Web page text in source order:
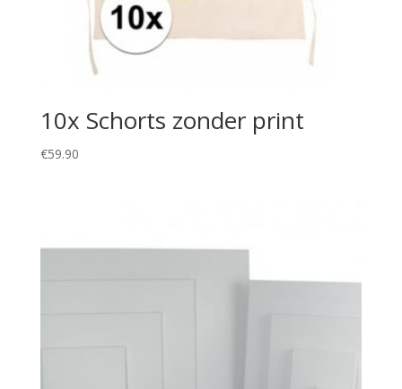
10x Schorts zonder print
€59.90